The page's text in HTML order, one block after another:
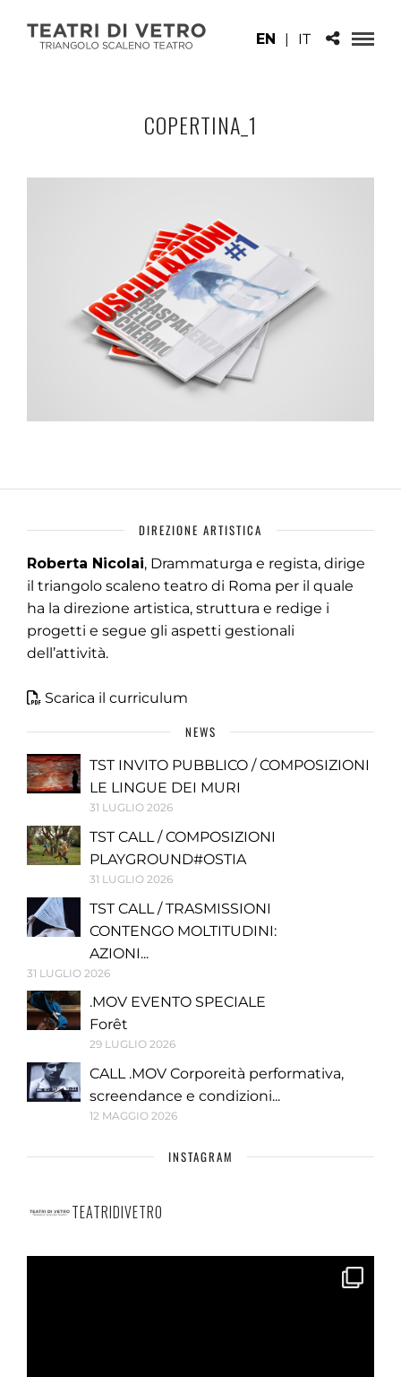
EN | IT
COPERTINA_1
DIREZIONE ARTISTICA
Roberta Nicolai, Drammaturga e regista, dirige
il triangolo scaleno teatro di Roma per il quale
ha la direzione artistica, struttura e redige i
progetti e segue gli aspetti gestionali
dell’attività.
Scarica il curriculum
NEWS
TST INVITO PUBBLICO / COMPOSIZIONI
LE LINGUE DEI MURI
31 LUGLIO 2026
TST CALL / COMPOSIZIONI
PLAYGROUND#OSTIA
31 LUGLIO 2026
TST CALL / TRASMISSIONI
CONTENGO MOLTITUDINI:
AZIONI...
31 LUGLIO 2026
.MOV EVENTO SPECIALE
Forêt
29 LUGLIO 2026
CALL .MOV Corporeità performativa,
screendance e condizioni...
12 MAGGIO 2026
INSTAGRAM
TEATRIDIVETRO